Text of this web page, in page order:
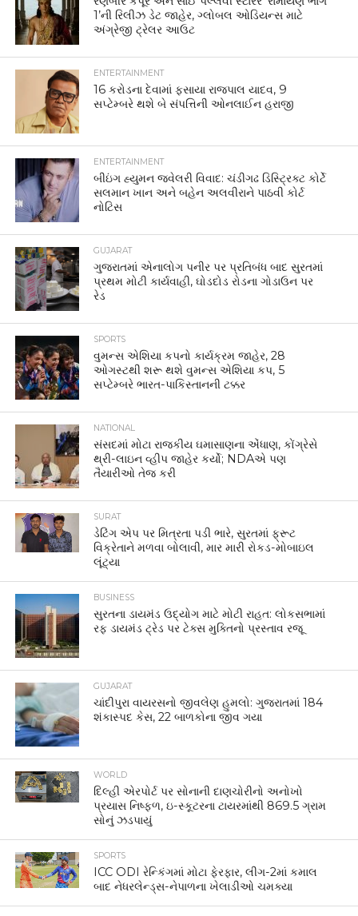
1’ની રિલીઝ ડેટ જાહેર, ગ્લોબલ ઓડિયન્સ માટે
અંગ્રેજી ટ્રેલર આઉટ
ENTERTAINMENT
16 કરોડના દેવામાં ફસાયા રાજપાલ યાદવ, 9
સપ્ટેમ્બરે થશે બે સંપત્તિની ઓનલાઈન હરાજી
ENTERTAINMENT
બીઇંગ હ્યુમન જ્વેલરી વિવાદ: ચંડીગઢ ડિસ્ટ્રિક્ટ કોર્ટે
સલમાન ખાન અને બહેન અલવીરાને પાઠવી કોર્ટ
નોટિસ
GUJARAT
ગુજરાતમાં એનાલોગ પનીર પર પ્રતિબંધ બાદ સુરતમાં
પ્રથમ મોટી કાર્યવાહી, ઘોડદોડ રોડના ગોડાઉન પર
રેડ
SPORTS
વુમન્સ એશિયા કપનો કાર્યક્રમ જાહેર, 28
ઓગસ્ટથી શરૂ થશે વુમન્સ એશિયા કપ, 5
સપ્ટેમ્બરે ભારત-પાકિસ્તાનની ટક્કર
NATIONAL
સંસદમાં મોટા રાજકીય ઘમાસાણના એંધાણ, કોંગ્રેસે
થ્રી-લાઇન વ્હીપ જાહેર કર્યો; NDAએ પણ
તૈયારીઓ તેજ કરી
SURAT
ડેટિંગ એપ પર મિત્રતા પડી ભારે, સુરતમાં ફ્રૂટ
વિક્રેતાને મળવા બોલાવી, માર મારી રોકડ-મોબાઇલ
લૂંટ્યા
BUSINESS
સુરતના ડાયમંડ ઉદ્યોગ માટે મોટી રાહત: લોકસભામાં
રફ ડાયમંડ ટ્રેડ પર ટેક્સ મુક્તિનો પ્રસ્તાવ રજૂ
GUJARAT
ચાંદીપુરા વાયરસનો જીવલેણ હુમલો: ગુજરાતમાં 184
શંકાસ્પદ કેસ, 22 બાળકોના જીવ ગયા
WORLD
દિલ્હી એરપોર્ટ પર સોનાની દાણચોરીનો અનોખો
પ્રયાસ નિષ્ફળ, ઇ-સ્કૂટરના ટાયરમાંથી 869.5 ગ્રામ
સોનું ઝડપાયું
SPORTS
ICC ODI રેન્કિંગમાં મોટા ફેરફાર, લીગ-2માં કમાલ
બાદ નેધરલેન્ડ્સ-નેપાળના ખેલાડીઓ ચમક્યા